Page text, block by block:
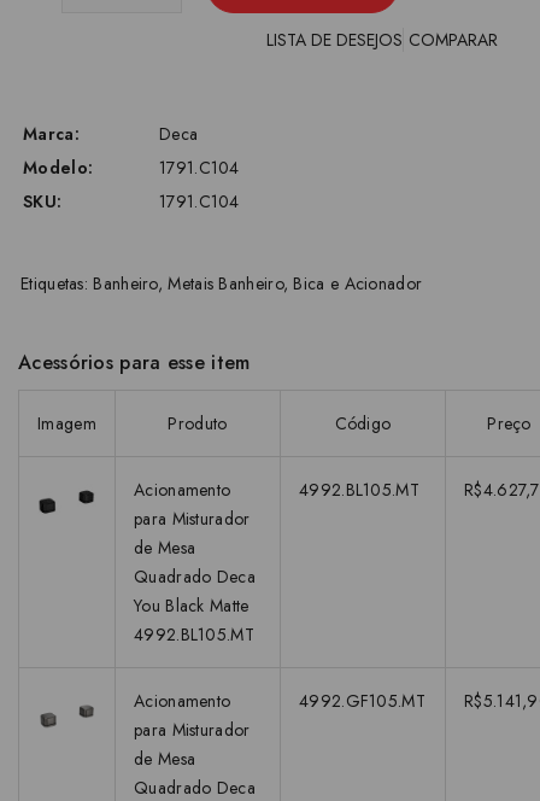
LISTA DE DESEJOS COMPARAR
Marca:
Deca
Modelo:
1791.C104
SKU:
1791.C104
Etiquetas: Banheiro,Metais Banheiro, Bica e Acionador
Acessórios para esse item
Imagem Produto Código Preço
Acionamento
para Misturador
de Mesa
Quadrado Deca
You Black Matte
4992.BL105.MT
4992.BL105.MT
Acionamento
para Misturador
de Mesa
Quadrado Deca
4992.GF105.MT